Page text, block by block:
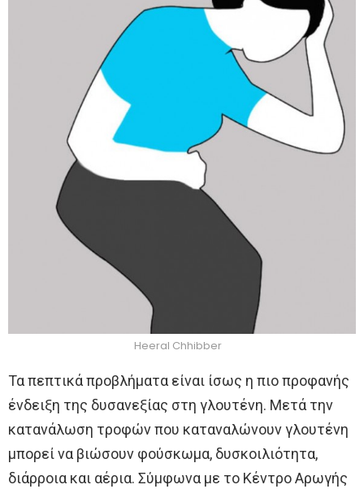
Heeral Chhibber
Τα πεπτικά προβλήματα είναι ίσως η πιο προφανής
ένδειξη της δυσανεξίας στη γλουτένη. Μετά την
κατανάλωση τροφών που καταναλώνουν γλουτένη
μπορεί να βιώσουν φούσκωμα, δυσκοιλιότητα,
διάρροια και αέρια. Σύμφωνα με το Κέντρο Αρωγής